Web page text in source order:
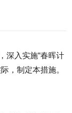
深入实施“春晖计
，制定本措施。